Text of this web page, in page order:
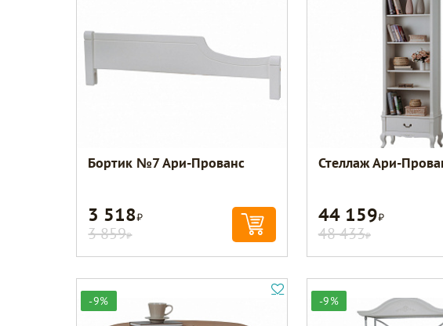
Бортик №7 Ари-Прованс
3 518Р
3 859Р
Стеллаж Ари-
44 159Р
48 433Р
-9% -9%